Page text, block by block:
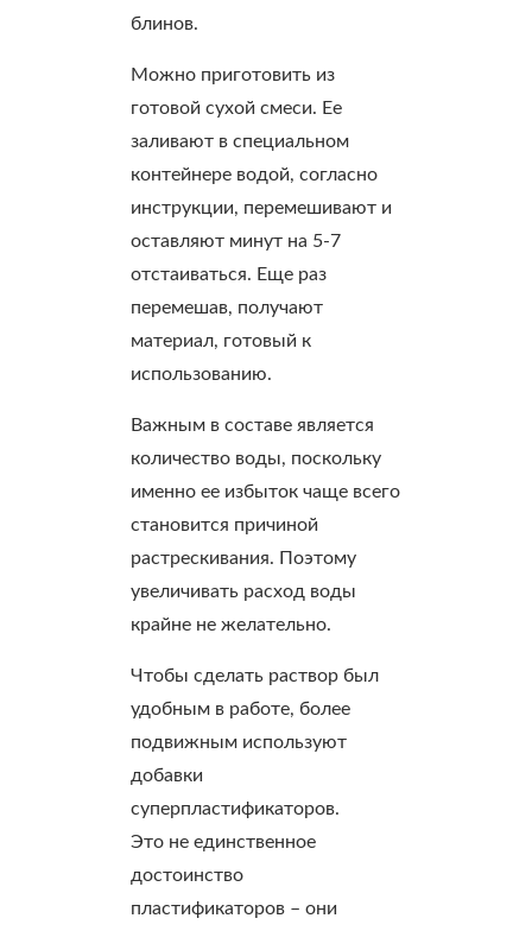
блинов.
Можно приготовить из
готовой сухой смеси. Ее
заливают в специальном
контейнере водой, согласно
инструкции, перемешивают и
оставляют минут на 5-7
отстаиваться. Еще раз
перемешав, получают
материал, готовый к
использованию.
Важным в составе является
количество воды, поскольку
именно ее избыток чаще всего
становится причиной
растрескивания. Поэтому
увеличивать расход воды
крайне не желательно.
Чтобы сделать раствор был
удобным в работе, более
подвижным используют
добавки
суперпластификаторов.
Это не единственное
достоинство
пластификаторов – они